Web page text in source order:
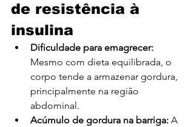
de resistência à
insulina
Dificuldade para emagrecer:
Mesmo com dieta equilibrada, o
corpo tende a armazenar gordura,
principalmente na região
abdominal.
Acúmulo de gordura na barriga: A